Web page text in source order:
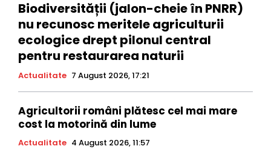
Biodiversității (jalon-cheie în PNRR)
nu recunosc meritele agriculturii
ecologice drept pilonul central
pentru restaurarea naturii
Actualitate 7 August 2026, 17:21
Agricultorii români plătesc cel mai mare
cost la motorină din lume
Actualitate 4 August 2026, 11:57